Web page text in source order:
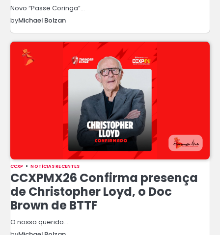
Novo “Passe Coringa”…
byMichael Bolzan
CCXP NOTÍCIAS RECENTES
CCXPMX26 Confirma presença
de Christopher Loyd, o Doc
Brown de BTTF
O nosso querido…